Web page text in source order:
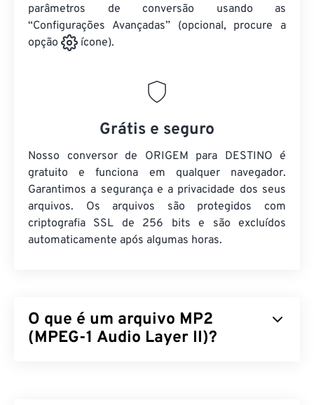
parâmetros de conversão usando as
“Configurações Avançadas” (opcional, procure a
opção
ícone).
Grátis e seguro
Nosso conversor de ORIGEM para DESTINO é
gratuito e funciona em qualquer navegador.
Garantimos a segurança e a privacidade dos seus
arquivos. Os arquivos são protegidos com
criptografia SSL de 256 bits e são excluídos
automaticamente após algumas horas.
O que é um arquivo MP2
(MPEG-1 Audio Layer II)?